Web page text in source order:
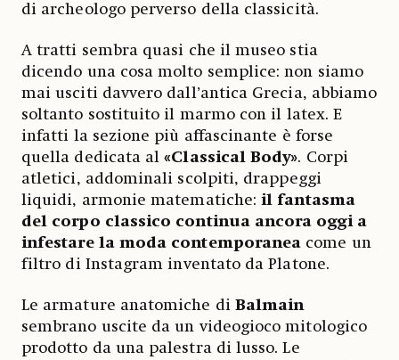
di archeologo perverso della classicità.
A tratti sembra quasi che il museo stia
dicendo una cosa molto semplice: non siamo
mai usciti davvero dall’antica Grecia, abbiamo
soltanto sostituito il marmo con il latex. E
infatti la sezione più affascinante è forse
quella dedicata al «Classical Body». Corpi
atletici, addominali scolpiti, drappeggi
liquidi, armonie matematiche:il fantasma
del corpo classico continua ancora oggi a
infestare la moda contemporanea come un
filtro di Instagram inventato da Platone.
Le armature anatomiche diBalmain
sembrano uscite da un videogioco mitologico
prodotto da una palestra di lusso. Le